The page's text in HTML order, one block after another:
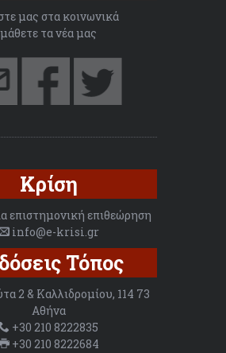
μας στα κοινωνικά
τα νέα μας
Κρίση
επιστημονική επιθεώρηση
info@e-krisi.gr
Τόπος
2 & Καλλιδρομίου, 114 73
Αθήνα
+30 210 8222835
+30 210 8222684